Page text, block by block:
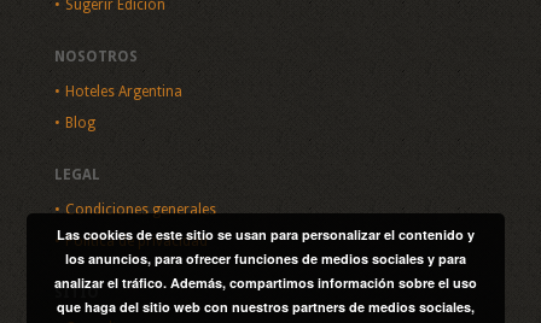
Sugerir Edición
NOSOTROS
Hoteles Argentina
Blog
LEGAL
Condiciones generales
Política de privacidad
SITIO
Las cookies de este sitio se usan para personalizar el contenido y
los anuncios, para ofrecer funciones de medios sociales y para
analizar el tráfico. Además, compartimos información sobre el uso
que haga del sitio web con nuestros partners de medios sociales,